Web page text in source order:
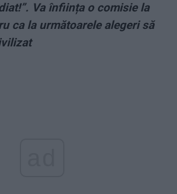
Va înființa o comisie la
ca la următoarele alegeri să